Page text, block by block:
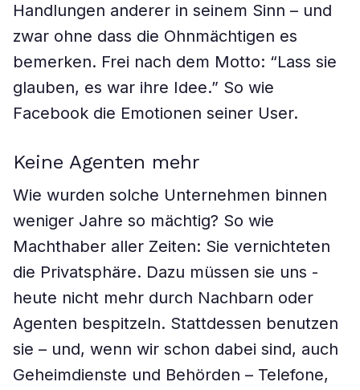
Handlungen anderer in seinem Sinn – und
zwar ohne dass die Ohnmächtigen es
bemerken. Frei nach dem Motto: “Lass sie
glauben, es war ihre Idee.” So wie
Facebook die Emotionen seiner User.
Keine Agenten mehr
Wie wurden solche Unternehmen binnen
weniger Jahre so mächtig? So wie
Machthaber aller Zeiten: Sie vernichteten
die ­Privatsphäre. Dazu müssen sie uns ­
heute nicht mehr durch Nachbarn oder
Agenten be­spitzeln. Stattdessen benutzen
sie – und, wenn wir schon dabei sind, auch
Geheimdienste und Behörden – Tele­fone,